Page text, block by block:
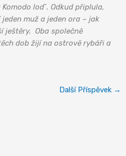
lodˇ. Odkud připlula,
muž a jeden ora – jak
ještěry. Oba společně
dob žijí na ostrově rybáři a
Další Příspěvek →